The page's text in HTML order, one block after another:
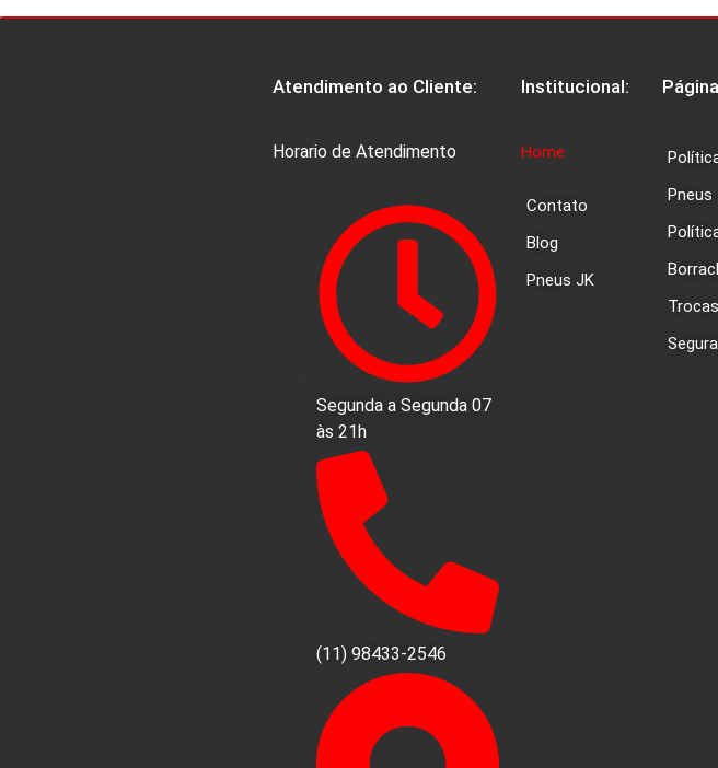
Atendimento ao Cliente:
Horario de Atendimento
Segunda a Segunda 07
às 21h
(11) 98433-2546
Institucional:
Home
Contato
Blog
Pneus JK
Pneus